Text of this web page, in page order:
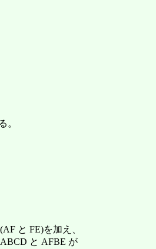
。
と FE)を加え、
と AFBE が